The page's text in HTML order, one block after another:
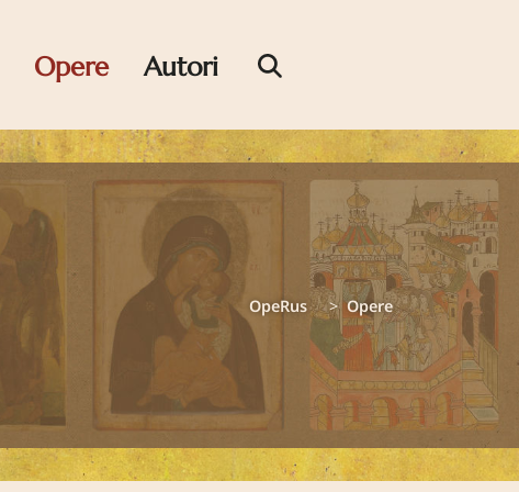
Opere Autori
OpeRus Opere